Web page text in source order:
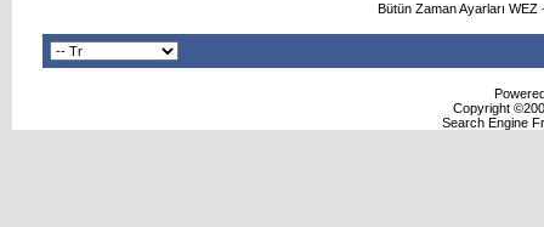
Bütün Zaman Ayarları
Copyright
Search Engine